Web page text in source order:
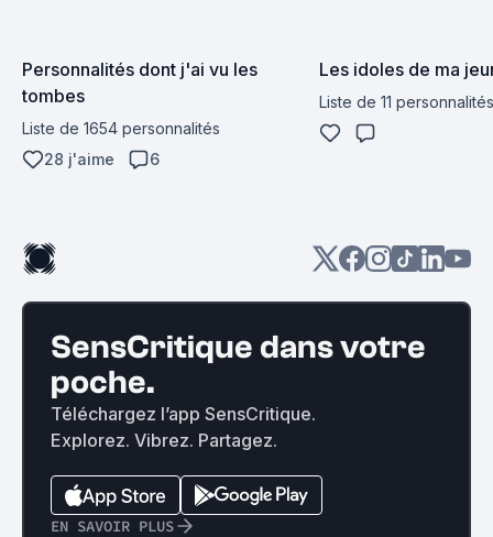
Personnalités dont j'ai vu les
tombes
Liste de 1654 personnalités
28 j'aime
6
Les idoles de ma
Liste de 11 personnalités
SensCritique dans votre
poche.
Téléchargez l’app SensCritique.
Explorez. Vibrez. Partagez.
EN SAVOIR PLUS